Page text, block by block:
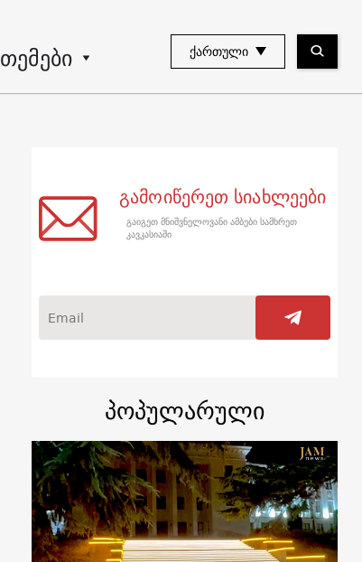
თემები ᲥᲐᲠᲗᲣᲚᲘ
გამოიწერეთ სიახლეები
გაიგეთ მნიშვნელოვანი ამბები სამხრეთ
კავკასიაში
პოპულარული